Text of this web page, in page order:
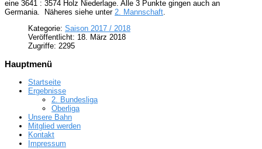
eine 3641 : 3574 Holz Niederlage. Alle 3 Punkte gingen auch an
Germania. Näheres siehe unter 2. Mannschaft
Kategorie: Saison 2017 / 2018
Veröffentlicht: 18. März 2018
Zugriffe: 2295
Hauptmenü
Startseite
Ergebnisse
2. Bundesliga
Oberliga
Unsere Bahn
Mitglied werden
Kontakt
Impressum